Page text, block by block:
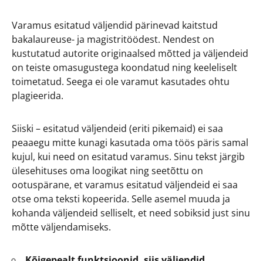
Varamus esitatud väljendid pärinevad kaitstud
bakalaureuse- ja magistritöödest. Nendest on
kustutatud autorite originaalsed mõtted ja väljendeid
on teiste omasugustega koondatud ning keeleliselt
toimetatud. Seega ei ole varamut kasutades ohtu
plagieerida.
Siiski – esitatud väljendeid (eriti pikemaid) ei saa
peaaegu mitte kunagi kasutada oma töös päris samal
kujul, kui need on esitatud varamus. Sinu tekst järgib
ülesehituses oma loogikat ning seetõttu on
ootuspärane, et varamus esitatud väljendeid ei saa
otse oma teksti kopeerida. Selle asemel muuda ja
kohanda väljendeid selliselt, et need sobiksid just sinu
mõtte väljendamiseks.